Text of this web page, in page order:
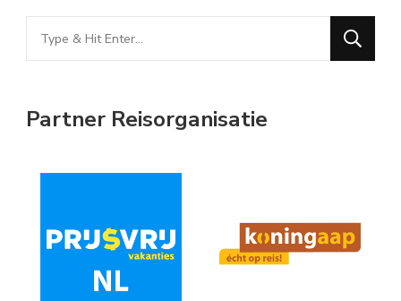
Looking
for
Partner Reisorganisatie